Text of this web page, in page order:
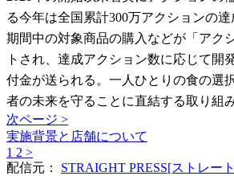
る今年は全国累計300万アクションの達
期間中の対象商品の購入などが「アク
トされ、達成アクション数に応じて開
付金が送られる。一人ひとりの食の選
者の未来を守ることに直結する取り組み
次ページ >
実施背景と店舗について
1 2 >
配信元： STRAIGHT PRESS[ストレー